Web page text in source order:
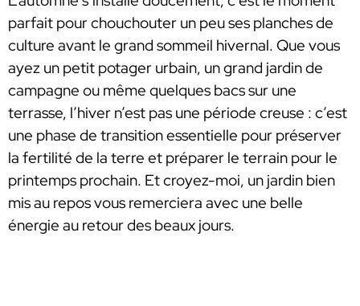
parfait pour chouchouter un peu ses planches de
culture avant le grand sommeil hivernal. Que vous
ayez un petit potager urbain, un grand jardin de
campagne ou même quelques bacs sur une
terrasse, l’hiver n’est pas une période creuse : c’est
une phase de transition essentielle pour préserver
la fertilité de la terre et préparer le terrain pour le
printemps prochain. Et croyez-moi, un jardin bien
mis au repos vous remerciera avec une belle
énergie au retour des beaux jours.